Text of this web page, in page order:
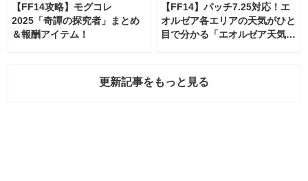
【FF14攻略】モグコレ
2025「奇譚の探究者」まとめ
＆報酬アイテム！
【FF14】パッチ7.25対応！エ
オルゼア各エリアの天気がひと
目で分かる「エオルゼア天気予
更新記事をもっと見る